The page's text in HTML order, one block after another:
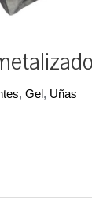
, Gel , Uñas